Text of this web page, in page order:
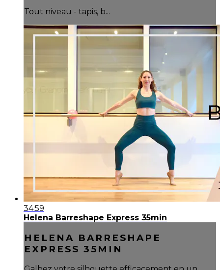
Tout niveau - tapis, b...
34:59
Helena Barreshape Express 35min
HELENA BARRESHAPE
EXPRESS 35MIN